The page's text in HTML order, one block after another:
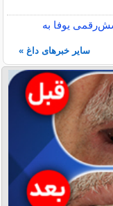
یوفا به
سایر خبرهای داغ »